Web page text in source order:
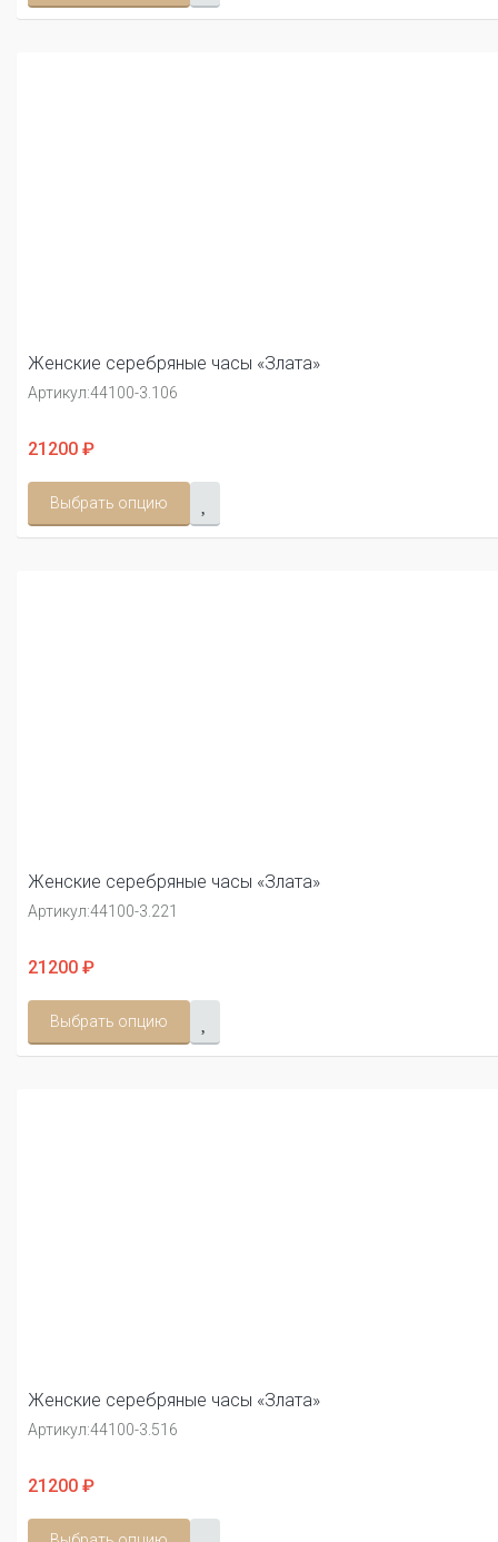
Женские серебряные часы «Злата»
Артикул:44100-3.106
21200 ₽
Выбрать опцию
Женские серебряные часы «Злата»
Артикул:44100-3.221
21200 ₽
Выбрать опцию
Женские серебряные часы «Злата»
Артикул:44100-3.516
21200 ₽